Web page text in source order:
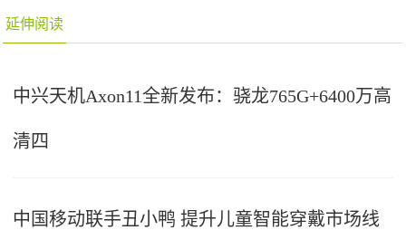
延伸阅读
中兴天机Axon11全新发布：骁龙765G+6400万高
清四
中国移动联手丑小鸭 提升儿童智能穿戴市场线